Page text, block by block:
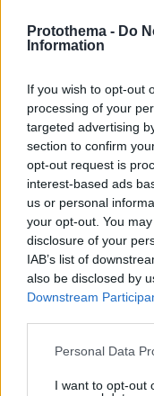
Protothema - Do
Information
If you wish to opt-out
processing of your
targeted advertising
section to confirm
opt-out request is
interest-based ads
us or personal
your opt-out. You
disclosure of your
IAB’s list of
also be disclosed by
Downstream
Please note that this
not limited to your
Personal Data
I want to opt-out
Τα σοβαρά λάθη που
του σκύλου μας
Ο Τομ Χόλαντ
«μυστικό» γάμο
«Μπαϊράκι» του
σχέδιο του Τραμπ
στρατό μέχρι να
πριν 33 λεπτά
Φωτιά στο Κορωπί,
Επιχειρούν ισχυρές
βίντεο
πριν 38 λεπτά
χωριά του
πριν 41 λεπτά
Απαγόρευση
πριν 43 λεπτά